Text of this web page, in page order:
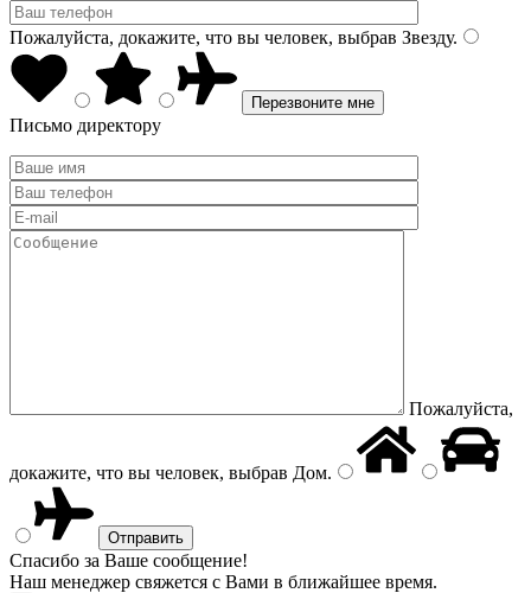
Пожалуйста, докажите, что вы человек, выбрав Звезду.
Письмо директору
Пожалуйста,
докажите, что вы человек, выбрав Дом.
Спасибо за Ваше сообщение!
Наш менеджер свяжется с Вами в ближайшее время.